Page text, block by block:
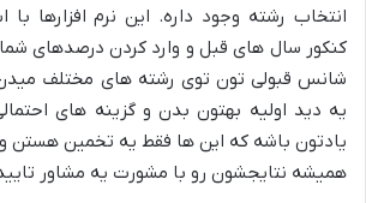
انتخاب رشته وجود داره. این نرم افزارها با
کنکور سال های قبل و وارد کردن درصدهای
شانس قبولی تون توی رشته های مختلف میدن.
یه دید اولیه بهتون بدن و گزینه های
یادتون باشه که این ها فقط یه تخمین هستن
همیشه نتایجشون رو با مشورت یه مشاور